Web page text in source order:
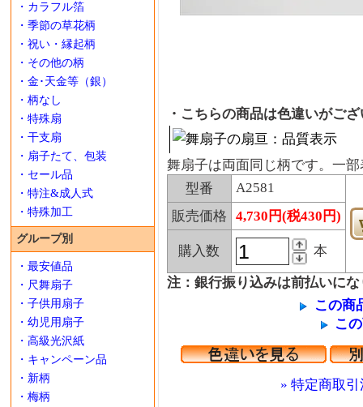
・カラフル箔
・季節の草花柄
・祝い・縁起柄
・その他の柄
・金･天金等（銀）
・柄なし
・特殊扇
・干支扇
・扇子たて、包装
・セール品
・特注&成人式
・特殊加工
グループ別
・最安値品
・尺舞扇子
・子供用扇子
・幼児用扇子
・高級光沢紙
・キャンペーン品
・新柄
・梅柄
・こちらの商品は色違いがご
舞扇子は両面同じ柄です。一
型番
A2581
販売価格
4,730円(税430円)
購入数 本
注：銀行振り込みは前払いに
この商
こ
» 特定商取